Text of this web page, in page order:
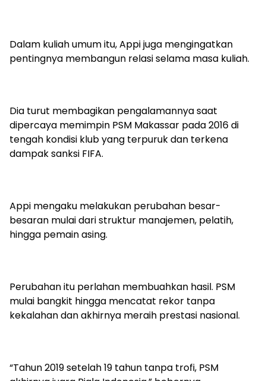
Dalam kuliah umum itu, Appi juga mengingatkan
pentingnya membangun relasi selama masa kuliah.
Dia turut membagikan pengalamannya saat
dipercaya memimpin PSM Makassar pada 2016 di
tengah kondisi klub yang terpuruk dan terkena
dampak sanksi FIFA.
Appi mengaku melakukan perubahan besar-
besaran mulai dari struktur manajemen, pelatih,
hingga pemain asing.
Perubahan itu perlahan membuahkan hasil. PSM
mulai bangkit hingga mencatat rekor tanpa
kekalahan dan akhirnya meraih prestasi nasional.
“Tahun 2019 setelah 19 tahun tanpa trofi, PSM